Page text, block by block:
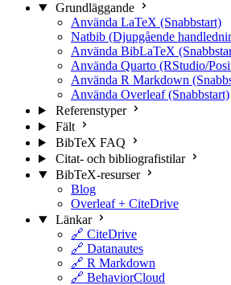
Grundläggande
Använda LaTeX (Snabbstart)
Natbib (Djupgående
Använda BibLaTeX
Använda Quarto (RStudio/
Använda R Markdown
Använda Overleaf (Snabbstart)
Referenstyper
Fält
BibTeX FAQ
Citat- och bibliografistilar
BibTeX-resurser
Blog
Overleaf + CiteDrive
Länkar
🔗 CiteDrive
🔗 Datanautes
🔗 R Markdown
🔗 BehaviorCloud